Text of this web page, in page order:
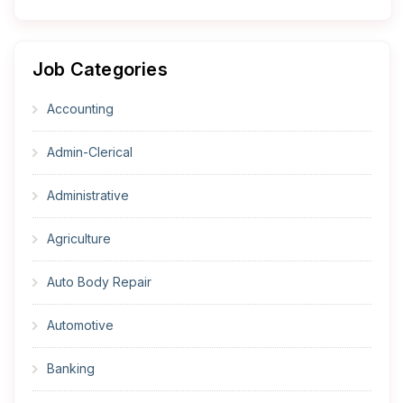
Job Categories
Accounting
Admin-Clerical
Administrative
Agriculture
Auto Body Repair
Automotive
Banking